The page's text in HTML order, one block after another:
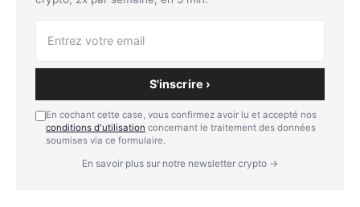
S'inscrire ›
En cochant cette case, vous confirmez avoir lu et accepté nos
conditions d'utilisation concernant le traitement des données
soumises via ce formulaire.
En savoir plus sur notre newsletter crypto →